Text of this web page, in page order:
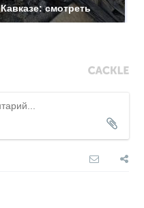
Кавказе: смотреть